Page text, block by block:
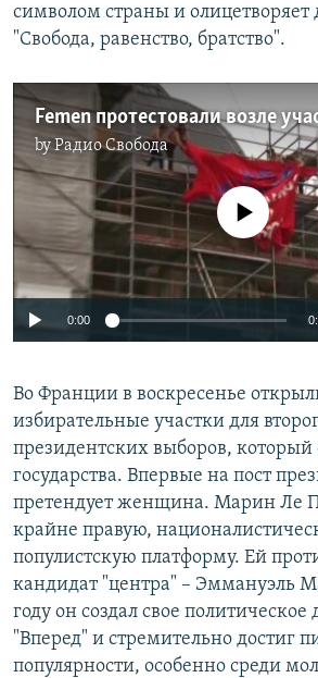
символом страны и
"Свобода, равенство, братство".
byРадио Свобода
No media source
0:00
Во Франции в воскресенье
избирательные участки для
президентских выборов, который
государства. Впервые на пост
претендует женщина. Марин Ле
крайне правую,
популистскую платформу. Ей
кандидат "центра" – Эммануэль
году он создал свое
"Вперед" и стремительно достиг
популярности, особенно среди